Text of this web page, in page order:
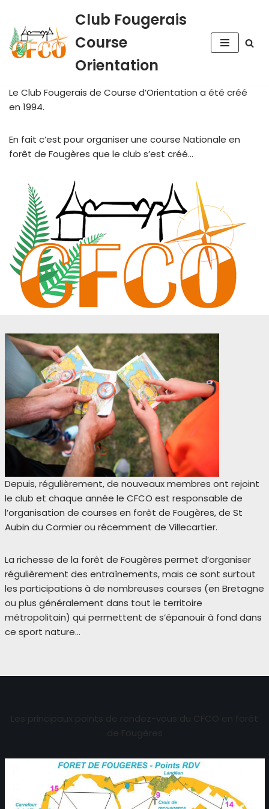
Aller
au
contenu
Club Fougerais
Course
Orientation
Le Club Fougerais de Course d’Orientation a été créé
en 1994.
En fait c’est pour organiser une course Nationale en
forêt de Fougères que le club s’est créé…
Depuis, régulièrement, de nouveaux membres ont rejoint
le club et chaque année le CFCO est responsable de
l’organisation de courses en forêt de Fougères, de St
Aubin du Cormier ou récemment de Villecartier.
La richesse de la forêt de Fougères permet d’organiser
régulièrement des entraînements, mais ce sont surtout
les participations à de nombreuses courses (en Bretagne
ou plus généralement dans tout le territoire
métropolitain) qui permettent de s’épanouir à fond dans
ce sport nature…
Les principaux points de rendez-vous du CFCO en forêt